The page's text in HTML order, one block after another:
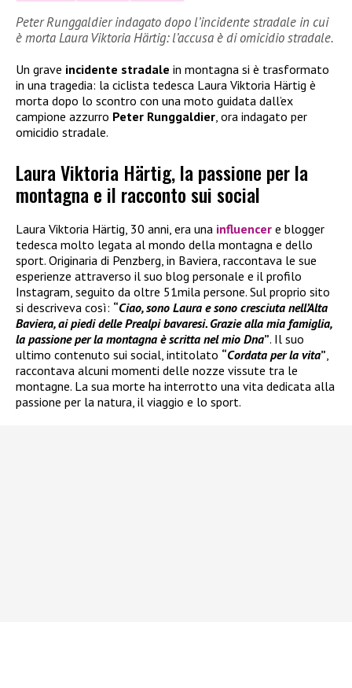
Peter Runggaldier indagato dopo l’incidente stradale in cui
è morta Laura Viktoria Härtig: l’accusa è di omicidio stradale.
Un grave incidente stradale in montagna si è trasformato
in una tragedia: la ciclista tedesca Laura Viktoria Härtig è
morta dopo lo scontro con una moto guidata dall’ex
campione azzurro Peter Runggaldier, ora indagato per
omicidio stradale.
Laura Viktoria Härtig, la passione per la
montagna e il racconto sui social
Laura Viktoria Härtig, 30 anni, era una influencer e blogger
tedesca molto legata al mondo della montagna e dello
sport. Originaria di Penzberg, in Baviera, raccontava le sue
esperienze attraverso il suo blog personale e il profilo
Instagram, seguito da oltre 51mila persone. Sul proprio sito
si descriveva così: “Ciao, sono Laura e sono cresciuta nell’Alta
Baviera, ai piedi delle Prealpi bavaresi. Grazie alla mia famiglia,
la passione per la montagna è scritta nel mio Dna”. Il suo
ultimo contenuto sui social, intitolato “Cordata per la vita”
raccontava alcuni momenti delle nozze vissute tra le
montagne. La sua morte ha interrotto una vita dedicata alla
passione per la natura, il viaggio e lo sport.